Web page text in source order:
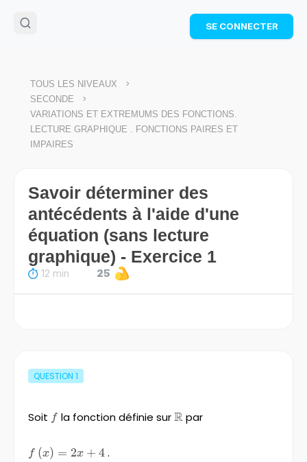
🌴Cahier de vacances offert
: révise les maths cet
Télécharge ton PDF gratuit et progresse avec des
SE CONNECTER
TOUS LES NIVEAUX >
SECONDE >
VARIATIONS ET EXTREMUMS DES FONCTIONS.
LECTURE GRAPHIQUE . FONCTIONS PAIRES ET
IMPAIRES
Savoir déterminer des
antécédents à l'aide d'une
équation (sans lecture
graphique) - Exercice 1
12 min 25
QUESTION 1
Soit ff la fonction définie sur\mathbb{R}
Rpar
f\left(x\right)=2x+4
f (x) = 2x + 4.